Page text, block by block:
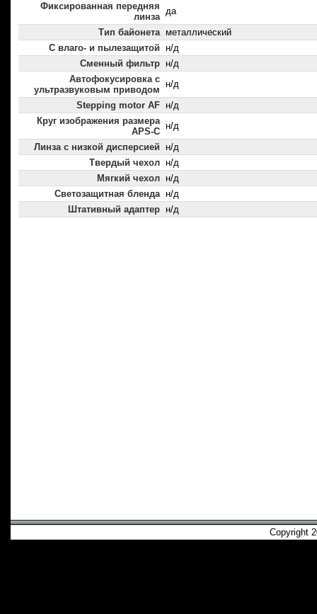
Фиксированная передняя
линза
да
Тип байонета металлический
С влаго- и пылезащитой н/д
Сменный фильтр н/д
Автофокусировка с
ультразвуковым приводом
н/д
Stepping motor AF н/д
Круг изображения размера
APS-C
н/д
Линза с низкой дисперсией
н/д
Твердый чехол н/д
Мягкий чехол н/д
Светозащитная бленда н/д
Штативный адаптер н/д
Copyright